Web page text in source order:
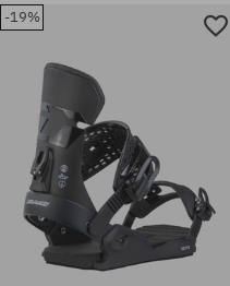
univerzális méret
-19%